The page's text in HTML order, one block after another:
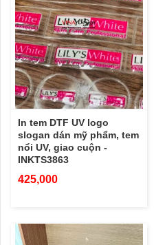
In tem DTF UV logo
slogan dán mỹ phẩm, tem
nổi UV, giao cuộn -
INKTS3863
425,000